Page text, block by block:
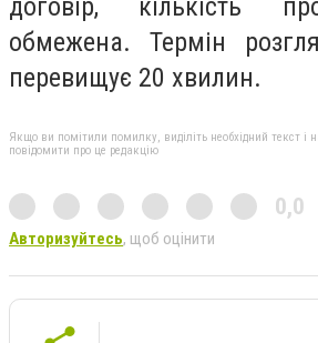
договір, кількість
обмежена. Термін
перевищує 20 хвилин.
Якщо ви помітили помилку, виділіть необхідний текст і
повідомити про це редакцію
0,0
Авторизуйтесь, щоб оцінити